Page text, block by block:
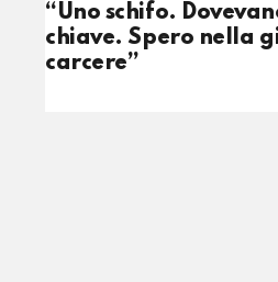
“Uno schifo.
chiave. Spero nella
carcere”